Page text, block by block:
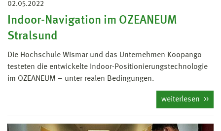
02.05.2022
Indoor-Navigation im OZEANEUM
Stralsund
Die Hochschule Wismar und das Unternehmen Koopango
testeten die entwickelte Indoor-Positionierungstechnologie
im OZEANEUM – unter realen Bedingungen.
weiterlesen